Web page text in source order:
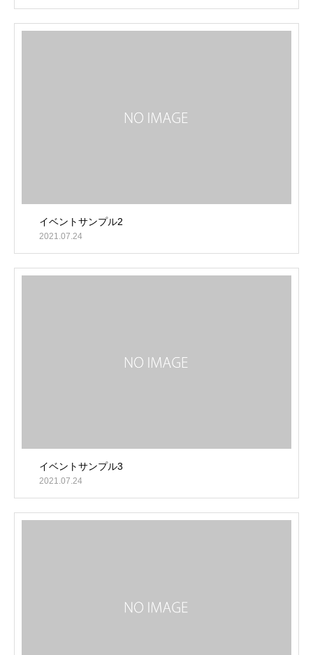
イベントサンプル2
2021.07.24
イベントサンプル3
2021.07.24